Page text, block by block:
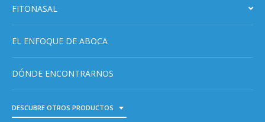
FITONASAL
EL ENFOQUE DE ABOCA
DÓNDE ENCONTRARNOS
DESCUBRE OTROS PRODUCTOS
TOGGLE DROPDOWN